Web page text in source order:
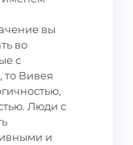
вы
во
с
то Вивея
Люди с
и